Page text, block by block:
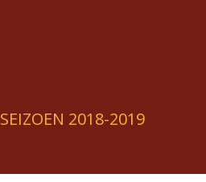
SEIZOEN 2018-2019